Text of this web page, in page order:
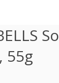
55g